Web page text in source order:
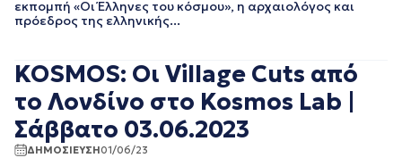
ΔΕΚΕΜΒΡΙΟΣ 2023
ΝΟΕΜΒΡΙΟΣ 2023
ΣΕΠΤΕΜΒΡΙΟΣ 2023
ΑΥΓΟΥΣΤΟΣ 2023
ΙΟΥΛΙΟΣ 2023
ΙΟΥΝΙΟΣ 2023
εκπομπή «Οι Έλληνες του κόσμου», η αρχαιολόγος και
πρόεδρος της ελληνικής...
KOSMOS: Οι Village Cuts από
το Λονδίνο στο Kosmos Lab |
Σάββατο 03.06.2023
ΔΗΜΟΣΙΕΥΣΗ01/06/23